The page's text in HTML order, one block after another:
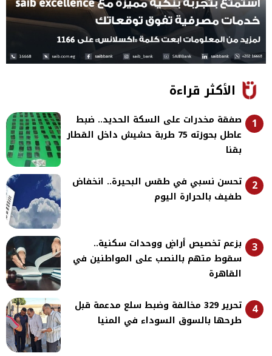
الأكثر قراءة
1
صفقة مخدرات على السكة الحديد.. ضبط
عاطل بحوزته 75 طربة حشيش داخل القطار
بقنا
2
تحسن نسبي في طقس البحيرة.. انخفاض
طفيف بالحرارة اليوم
3
بزعم تخصيص أراضٍ ووحدات سكنية..
سقوط متهم بالنصب على المواطنين في
القاهرة
4
تحرير 329 مخالفة وضبط سلع مدعمة قبل
طرحها بالسوق السوداء في المنيا